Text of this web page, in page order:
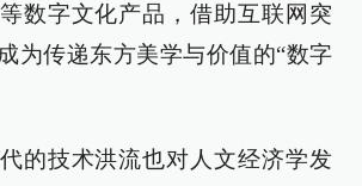
数字文化产品，借助互联网突
为传递东方美学与价值的“数字
的技术洪流也对人文经济学发